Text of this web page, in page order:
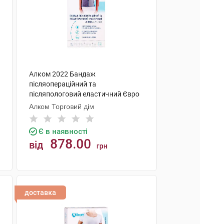
Алком 2022 Бандаж
післяопераційний та
післяпологовий еластичний Євро
розмір 7 1 шт
Алком Торговий дім
Є в наявності
від 878.00 грн
доставка